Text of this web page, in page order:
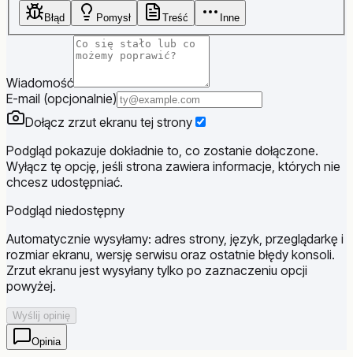
Błąd Pomysł Treść Inne
Wiadomość
E-mail (opcjonalnie)
Dołącz zrzut ekranu tej strony
Podgląd pokazuje dokładnie to, co zostanie dołączone.
Wyłącz tę opcję, jeśli strona zawiera informacje, których nie
chcesz udostępniać.
Podgląd niedostępny
Automatycznie wysyłamy: adres strony, język, przeglądarkę i
rozmiar ekranu, wersję serwisu oraz ostatnie błędy konsoli.
Zrzut ekranu jest wysyłany tylko po zaznaczeniu opcji
powyżej.
Wyślij opinię
Opinia